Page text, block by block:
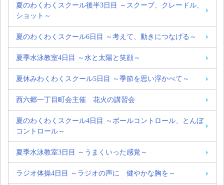
夏のわくわくスクール後半3日目 ～スクープ、クレードル、
ショット～
夏のわくわくスクール6日目 ～考えて、動きにつなげる～
夏季水泳教室4日目 ～水と太陽と笑顔～
夏休みわくわくスクール5日目 ～季節を思い浮かべて～
西六郷一丁目町会主催 花火の講習会
夏のわくわくスクール4日目 ～ボールコントロール、とんぼ
コントロール～
夏季水泳教室3日目 ～うまくいった感覚～
ラジオ体操4日目 ～ラジオの声に 健やかな胸を～